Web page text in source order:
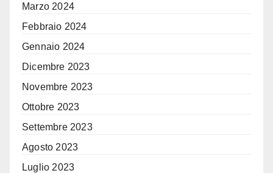
Marzo 2024
Febbraio 2024
Gennaio 2024
Dicembre 2023
Novembre 2023
Ottobre 2023
Settembre 2023
Agosto 2023
Luglio 2023